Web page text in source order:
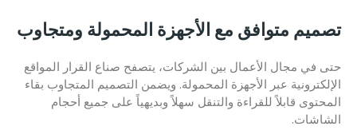
تصميم متوافق مع الأجهزة المحمولة ومتجاوب
حتى في مجال الأعمال بين الشركات، يتصفح صناع القرار المواقع
الإلكترونية عبر الأجهزة المحمولة. ويضمن التصميم المتجاوب بقاء
المحتوى قابلاً للقراءة والتنقل سهلاً وبديهياً على جميع أحجام
الشاشات.